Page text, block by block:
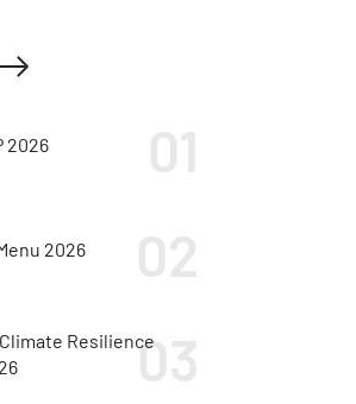
2026
2026
Resilience